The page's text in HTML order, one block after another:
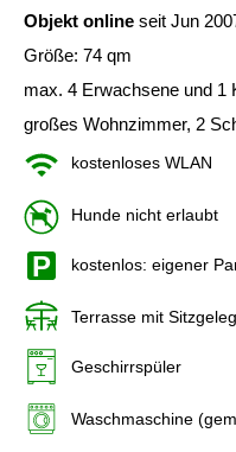
Objekt online seit Jun
Größe: 74 qm
max. 4 Erwachsene und 1
großes Wohnzimmer, 2
kostenloses WLAN
Hunde nicht erlaubt
kostenlos: eigener
Terrasse mit
Geschirrspüler
Waschmaschine